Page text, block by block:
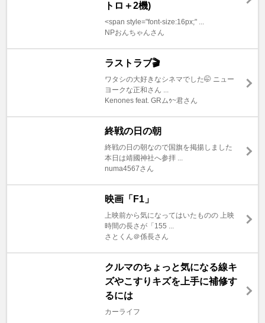
トロ＋2機)
<span style="font-size:16px;" ...
NPおんちゃんさん
ラストラブ🎬️
ワタシの大好きなシネマでした🤭 ニュー
ヨークな正和さん ...
Kenones feat. GRムｩ~君さん
終戦の日の朝
終戦の日の朝なので国旗を掲揚しました
本日は靖國神社へ参拝 ...
numa4567さん
映画「F1」
上映前から気になってはいたものの 上映
時間の長さが「155 ...
さとくん＠係長さん
クルマのちょっと気になる線キ
ズやこすりキズを上手に補修す
るには
カーライフ